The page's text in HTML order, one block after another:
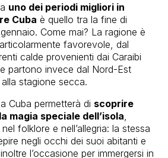
uno dei periodi migliori in
Cuba è quello tra la fine di
Come mai? La ragione è
favorevole, dal
calde provenienti dai Caraibi
partono invece dal Nord-Est
stagione secca.
Cuba permetterà di scoprire
magia speciale dell’isola
folklore e nell’allegria: la stessa
negli occhi dei suoi abitanti e
l’occasione per immergersi in